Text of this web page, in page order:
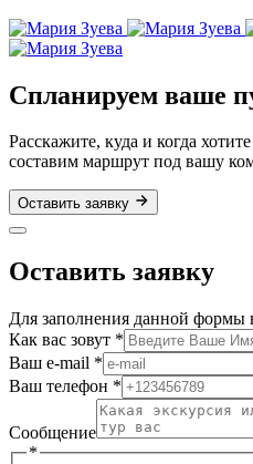
Спланируем ваше
Расскажите, куда и когда
составим маршрут под вашу
Оставить заявку
Оставить заявку
Для заполнения данной формы
Как вас зовут *
Ваш e-mail *
Ваш телефон *
Сообщение
*